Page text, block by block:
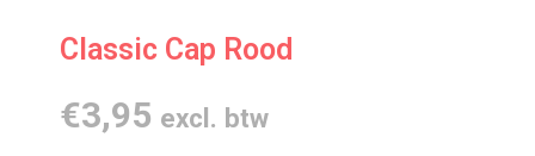
Classic Cap Rood
€3,95 excl. btw